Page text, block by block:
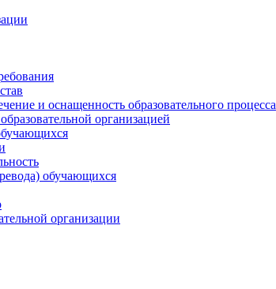
и оснащенность образовательного процесса
организацией
обучающихся
организации